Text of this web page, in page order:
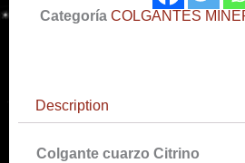
Categoría COLGANTES
Description
Colgante cuarzo Citrino